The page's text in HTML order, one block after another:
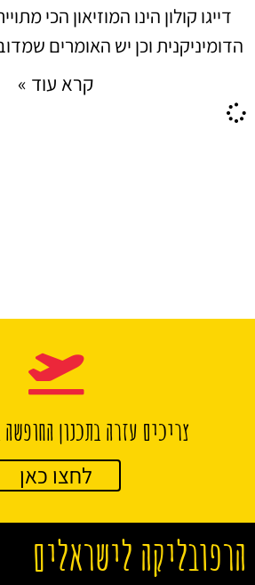
דייגו קולון הינו המוזיאון הכי
הדומיניקנית וכן יש האומרים
קרא עוד »
צריכים עזרה בתכנון
לחצו כאן
הרפובליקה לישראלים